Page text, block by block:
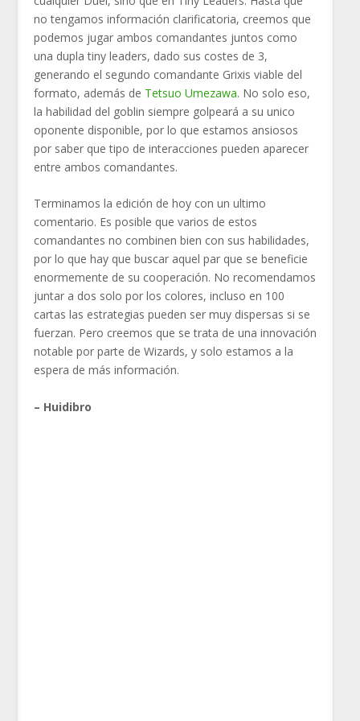
no tengamos información clarificatoria, creemos que
podemos jugar ambos comandantes juntos como
una dupla tiny leaders, dado sus costes de 3,
generando el segundo comandante Grixis viable del
formato, además de Tetsuo Umezawa. No solo eso,
la habilidad del goblin siempre golpeará a su unico
oponente disponible, por lo que estamos ansiosos
por saber que tipo de interacciones pueden aparecer
entre ambos comandantes.
Terminamos la edición de hoy con un ultimo
comentario. Es posible que varios de estos
comandantes no combinen bien con sus habilidades,
por lo que hay que buscar aquel par que se beneficie
enormemente de su cooperación. No recomendamos
juntar a dos solo por los colores, incluso en 100
cartas las estrategias pueden ser muy dispersas si se
fuerzan. Pero creemos que se trata de una innovación
notable por parte de Wizards, y solo estamos a la
espera de más información.
– Huidibro